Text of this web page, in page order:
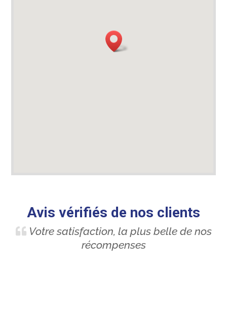
Avis vérifiés de nos clients
Votre satisfaction, la plus belle de nos
récompenses